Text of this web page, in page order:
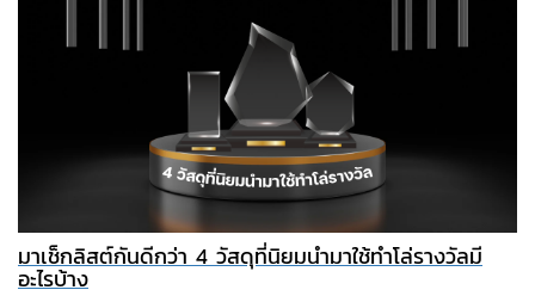
มาเช็กลิสต์กันดีกว่า 4 วัสดุที่นิยมนำมาใช้ทำโล่รางวัลมี
อะไรบ้าง